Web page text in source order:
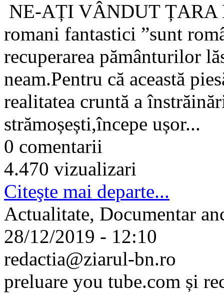
NE-AȚI VÂNDUT ȚARA
romani fantastici ”sunt
recuperarea pământurilor
neam.Pentru că această
realitatea cruntă a
strămoșești,începe ușor...
0 comentarii
4.470 vizualizari
Citeşte mai departe...
Actualitate, Documentar
28/12/2019 - 12:10
redactia@ziarul-bn.ro
preluare you tube.com și